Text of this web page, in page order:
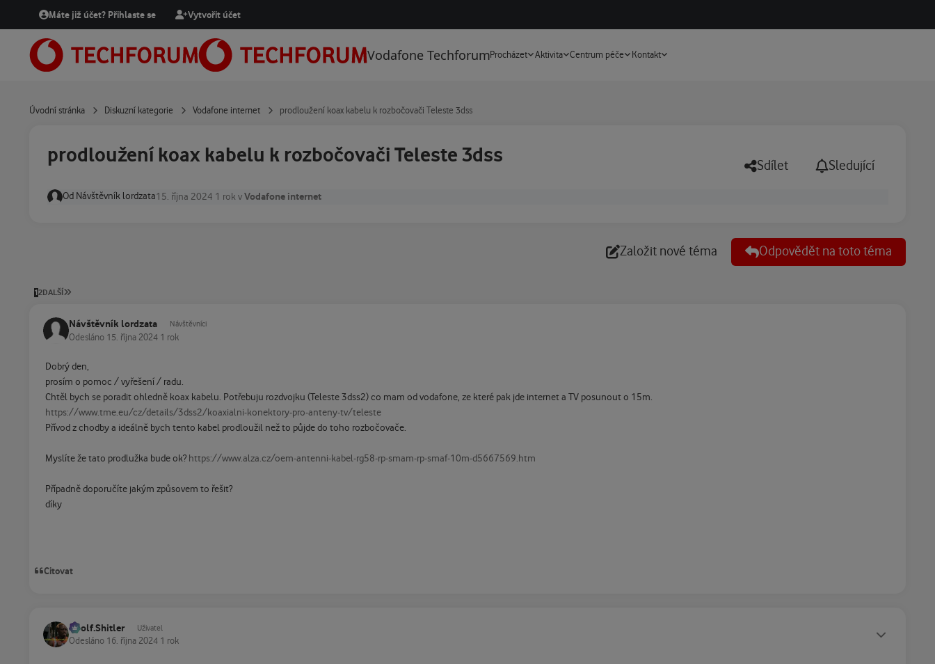
Přejít na obsah
Máte již účet? Přihlaste se Vytvořit účet
Vodafone TechforumProcházet Aktivita Centrum péče Kontakt
Úvodní stránka Diskuzní kategorie Vodafone internet prodloužení koax kabelu k rozbočovači Teleste 3dss
prodloužení koax kabelu k rozbočovači Teleste 3dss Sdílet Sledující
Od Návštěvník lordzata15. října 2024 1 rokvVodafone internet
Založit nové téma Odpovědět na toto téma
12DALŠÍ
Návštěvník lordzata Návštěvníci
Odesláno 15. října 2024 1 rok
Dobrý den,
prosím o pomoc / vyřešení / radu.
Chtěl bych se poradit ohledně koax kabelu. Potřebuju rozdvojku (Teleste 3dss2) co mam od vodafone, ze které pak jde internet a TV posunout o 15m.
https://www.tme.eu/cz/details/3dss2/koaxialni-konektory-pro-anteny-tv/teleste
Přívod z chodby a ideálně bych tento kabel prodloužil než to půjde do toho rozbočovače.
Myslíte že tato prodlužka bude ok? https://www.alza.cz/oem-antenni-kabel-rg58-rp-smam-rp-smaf-10m-d5667569.htm
Případně doporučíte jakým způsovem to řešit?
díky
Citovat
Adolf.Shitler Uživatel
Odesláno 16. října 2024 1 rok